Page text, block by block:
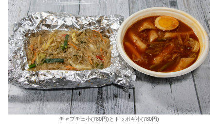
チャプチェ小(780円)とトッポギ小(780円)